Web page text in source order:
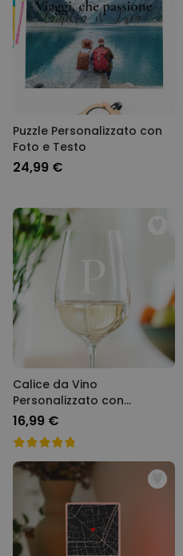
Puzzle Personalizzato con
Foto e Testo
24,99 €
Calice da Vino
Personalizzato con
Monogramma
16,99 €